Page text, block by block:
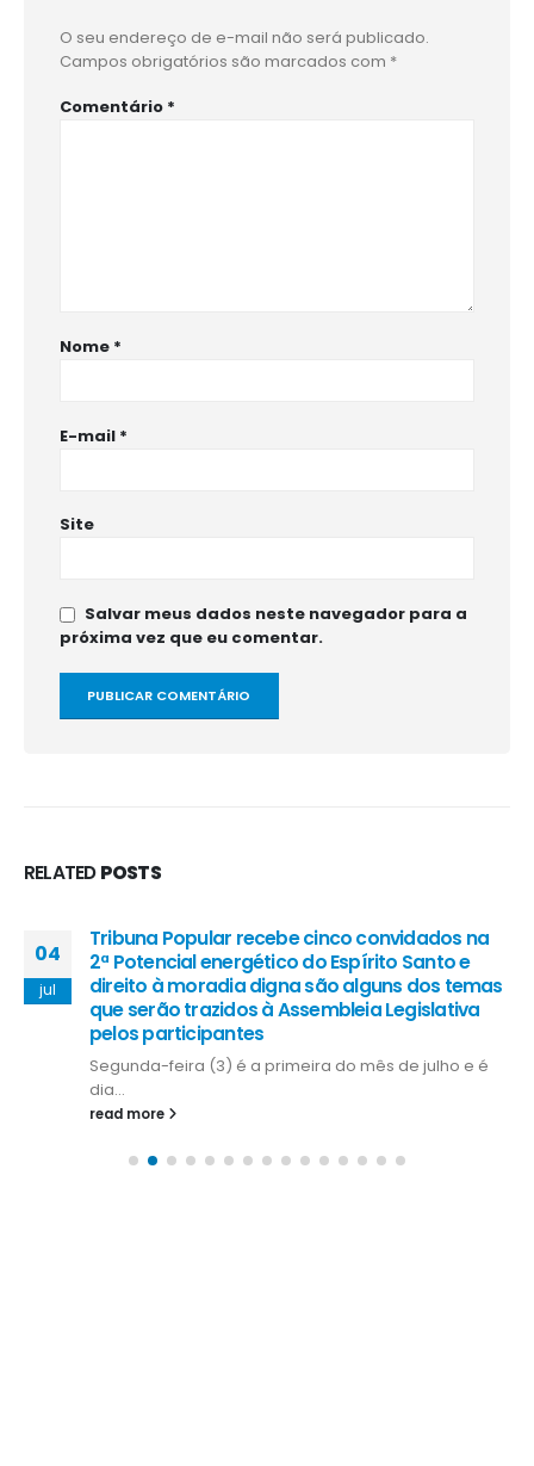
O seu endereço de e-mail não será publicado.
Campos obrigatórios são marcados com *
Comentário *
Nome *
E-mail *
Site
Salvar meus dados neste navegador para a
próxima vez que eu comentar.
RELATEDPOSTS
04
jul
Tribuna Popular recebe cinco convidados na
2ª Potencial energético do Espírito Santo e
direito à moradia digna são alguns dos temas
que serão trazidos à Assembleia Legislativa
pelos participantes
Segunda-feira (3) é a primeira do mês de julho e é
dia...
read more